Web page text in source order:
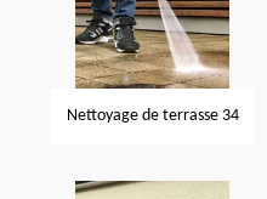
Nettoyage de terrasse 34